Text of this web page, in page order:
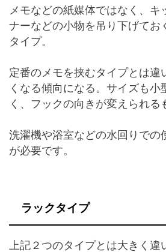
メモなどの紙媒体ではなく、キ
ナーなどの小物を吊り下げてお
タイプ。
定番のメモを挟むタイプとは違
くなる傾向になる。サイズも小
く、フックの向きが変えられる
洗濯機や浴室などの水回りでの
が必要です。
ラックタイプ
上記２つのタイプとは大きく